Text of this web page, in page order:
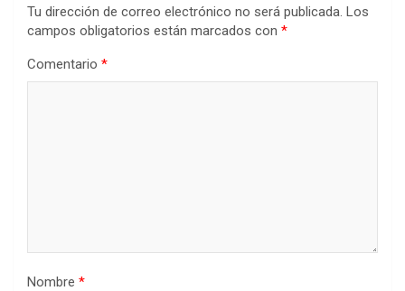
Tu dirección de correo electrónico no será publicada. Los
campos obligatorios están marcados con *
Comentario *
Nombre *